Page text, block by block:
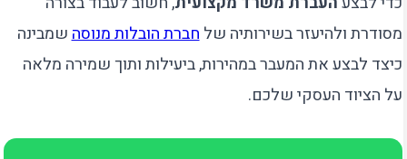
מסודרת ולהיעזר בשירותיה שלחברת הובלות מנוסהשמבינה
כיצד לבצע את המעבר במהירות, ביעילות ותוך שמירה מלאה
על הציוד העסקי שלכם.